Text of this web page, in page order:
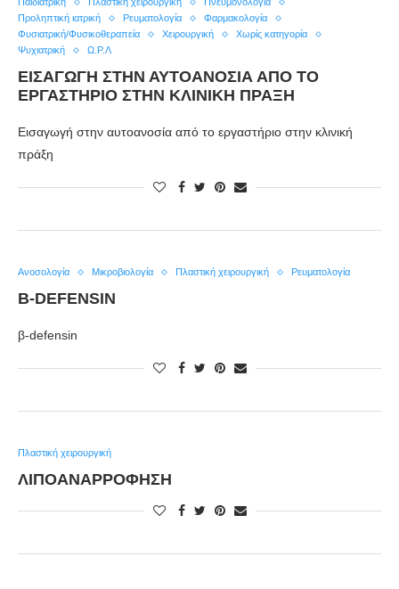
Προληπτική ιατρική
Ρευματολογία
Φαρμακολογία
Φυσιατρική/Φυσικοθεραπεία
Χειρουργική
Χωρίς κατηγορία
Ψυχιατρική
Ω.Ρ.Λ
ΕΙΣΑΓΩΓΉ ΣΤΗΝ ΑΥΤΟΑΝΟΣΊΑ ΑΠΌ ΤΟ
ΕΡΓΑΣΤΉΡΙΟ ΣΤΗΝ ΚΛΙΝΙΚΉ ΠΡΆΞΗ
Εισαγωγή στην αυτοανοσία από το εργαστήριο στην κλινική
πράξη
Ανοσολογία Μικροβιολογία Πλαστική χειρουργική Ρευματολογία
Β-DEFENSIN
β-defensin
Πλαστική χειρουργική
ΛΙΠΟΑΝΑΡΡΌΦΗΣΗ